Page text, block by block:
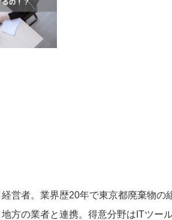
営者。業界歴20年で東京都廃棄物の
方の業者と連携。得意分野はITツー